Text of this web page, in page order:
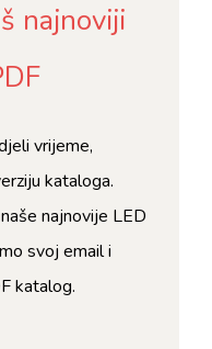
najnoviji
vrijeme,
kataloga.
najnovije LED
svoj email i
katalog.